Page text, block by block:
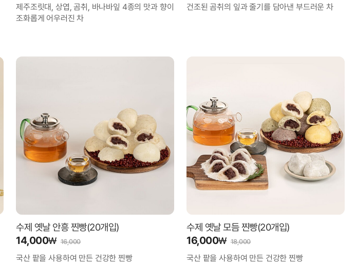
제주조릿대, 상엽, 곰취, 바나바잎 4종의 맛과 향이
조화롭게 어우러진 차
건조된 곰취의 잎과 줄기를 담아낸 부드러운 차
수제 옛날 안흥 찐빵(20개입)
14,000₩ 16,000
국산 팥을 사용하여 만든 건강한 찐빵
수제 옛날 모듬 찐빵(20개입)
16,000₩ 18,000
국산 팥을 사용하여 만든 건강한 찐빵